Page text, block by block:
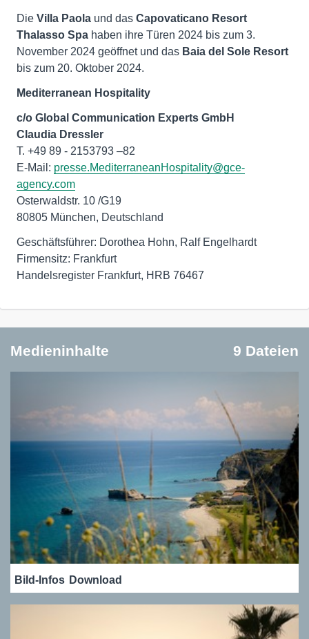
Die Villa Paola und das Capovaticano Resort
Thalasso Spa haben ihre Türen 2024 bis zum 3.
November 2024 geöffnet und das Baia del Sole Resort
bis zum 20. Oktober 2024.
Mediterranean Hospitality
c/o Global Communication Experts GmbH
Claudia Dressler
T. +49 89 - 2153793 –82
E-Mail: presse.MediterraneanHospitality@gce-
agency.com
Osterwaldstr. 10 /G19
80805 München, Deutschland
Geschäftsführer: Dorothea Hohn, Ralf Engelhardt
Firmensitz: Frankfurt
Handelsregister Frankfurt, HRB 76467
Medieninhalte 9 Dateien
Bild-Infos Download